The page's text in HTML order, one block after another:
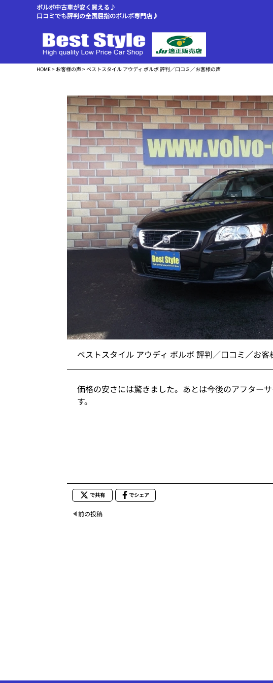
ボルボ中古車が安く買える♪
口コミでも評判の全国屈指のボルボ専門店♪
HOME> お客様の声> ベストスタイル アウディ ボルボ 評判／口コミ／お客様の声
ベストスタイル アウディ ボルボ 評判／口コミ／お客
価格の安さには驚きました。あとは今後のアフター
す。
で共有 でシェア
前の投稿